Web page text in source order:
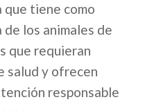
que tiene como
los animales de
que requieran
salud y ofrecen
responsable